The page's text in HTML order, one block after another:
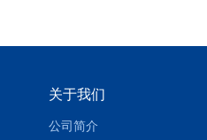
关于我们
公司简介